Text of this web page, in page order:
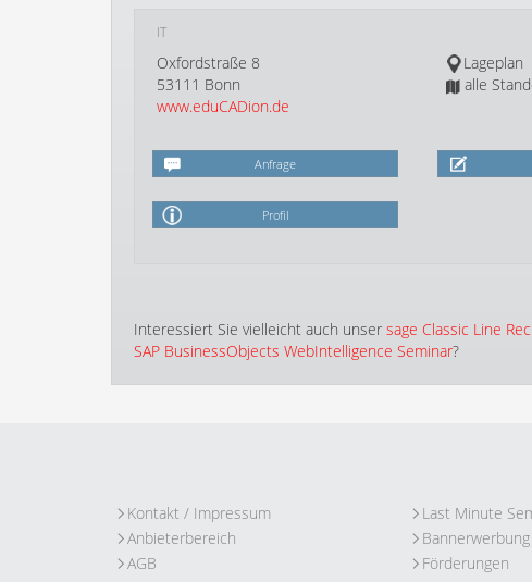
IT
Oxfordstraße 8
53111 Bonn
www.eduCADion.de
Lageplan
alle
Anfrage
Profil
Interessiert Sie vielleicht auch unser sage Classic Line
SAP BusinessObjects WebIntelligence Seminar?
Kontakt / Impressum
Anbieterbereich
AGB
Last Minute
Bannerwerbung
Förderungen